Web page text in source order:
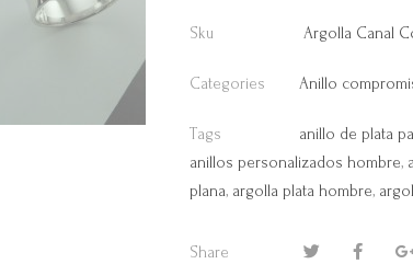
Sku Argolla Canal
Categories Anillo
Tags
anillo de plata
anillos personalizados hombre,
plana, argolla plata hombre,
Share